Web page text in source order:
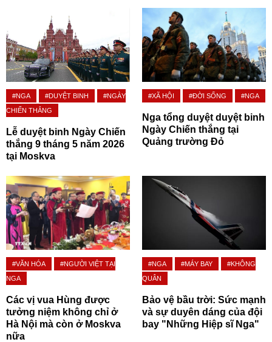
#NGA #DUYỆT BINH
#NGÀY
CHIẾN THẮNG
Lễ duyệt binh Ngày Chiến
thắng 9 tháng 5 năm 2026
tại Moskva
#XÃ HỘI #ĐỜI SỐNG #NGA
Nga tổng duyệt duyệt binh
Ngày Chiến thắng tại
Quảng trường Đỏ
#VĂN HÓA
#NGƯỜI VIỆT TẠI
NGA
Các vị vua Hùng được
tưởng niệm không chỉ ở
Hà Nội mà còn ở Moskva
nữa
#NGA #MÁY BAY
#KHÔNG
QUÂN
Bảo vệ bầu trời: Sức mạnh
và sự duyên dáng của đội
bay "Những Hiệp sĩ Nga"